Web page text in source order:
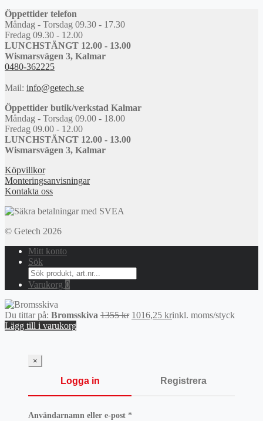
Öppettider telefon
Måndag - Torsdag 09.30 - 17.30
Fredag 09.30 - 12.00
LUNCHSTÄNGT 12.00 - 13.00
Wismarsvägen 3, Kalmar
0480-362225
Mail: info@getech.se
Öppettider butik/verkstad Kalmar
Måndag - Torsdag 09.00 - 18.00
Fredag 09.00 - 12.00
LUNCHSTÄNGT 12.00 - 13.00
Wismarsvägen 3, Kalmar
Köpvillkor
Monteringsanvisningar
Kontakta oss
© Getech 2026
Mitt konto
Sök
Search
for:
Varukorg 0
Du tittar på: Bromsskiva 1355kr Det
1016,25 krDet
inkl. moms/styck
Lägg till i varukorg
×
Logga in Registrera
Användarnamn eller e-post *Obligatoriskt